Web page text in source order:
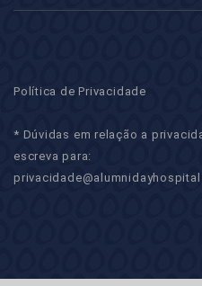
Política de Privacidade
* Dúvidas em relação a
escreva para: